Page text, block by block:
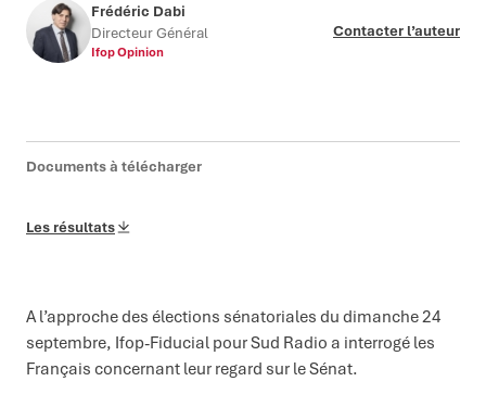
Frédéric Dabi
Directeur Général
Ifop Opinion
Contacter l’auteur
Documents à télécharger
Les résultats
A l’approche des élections sénatoriales du dimanche 24
septembre, Ifop-Fiducial pour Sud Radio a interrogé les
Français concernant leur regard sur le Sénat.